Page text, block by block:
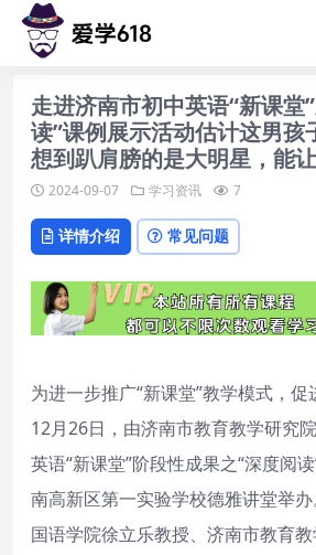
走进济南市初中英语“新课堂
读”课例展示活动估计这男孩
想到趴肩膀的是大明星，能
2024-09-07 学习资讯 7
详情介绍 常见问题
为进一步推广“新课堂”教学模式，促
12月26日，由济南市教育教学研究
英语“新课堂”阶段性成果之“深度阅
南高新区第一实验学校德雅讲堂举
国语学院徐立乐教授、济南市教育